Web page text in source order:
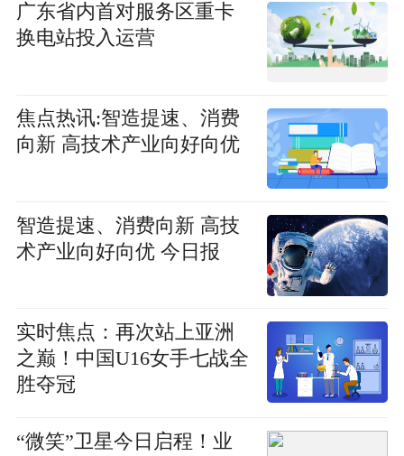
广东省内首对服务区重卡
换电站投入运营
焦点热讯:智造提速、消费
向新 高技术产业向好向优
智造提速、消费向新 高技
术产业向好向优 今日报
实时焦点：再次站上亚洲
之巅！中国U16女手七战全
胜夺冠
“微笑”卫星今日启程！业